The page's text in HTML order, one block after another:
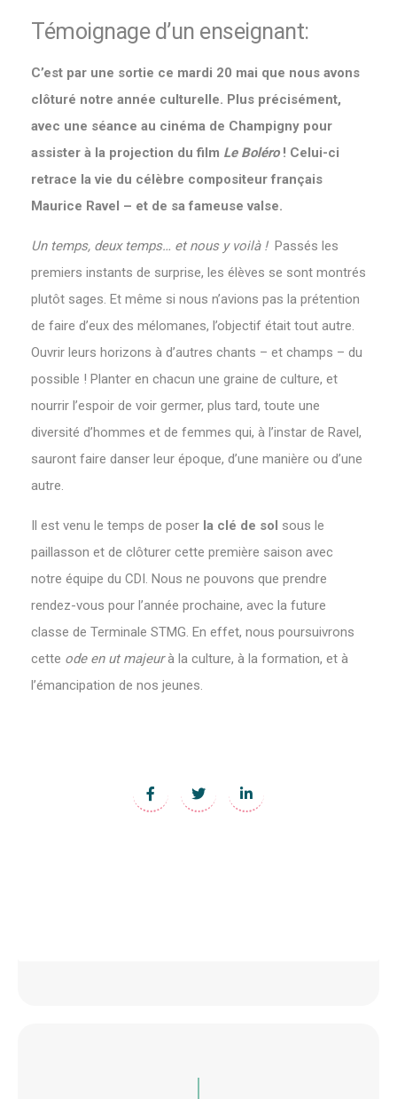
Témoignage d’un enseignant:
C’est par une sortie ce mardi 20 mai que nous avons
clôturé notre année culturelle. Plus précisément,
avec une séance au cinéma de Champigny pour
assister à la projection du film Le Boléro! Celui-ci
retrace la vie du célèbre compositeur français
Maurice Ravel – et de sa fameuse valse.
Un temps, deux temps… et nous y voilà !Passés les
premiers instants de surprise, les élèves se sont montrés
plutôt sages. Et même si nous n’avions pas la prétention
de faire d’eux des mélomanes, l’objectif était tout autre.
Ouvrir leurs horizons à d’autres chants – et champs – du
possible ! Planter en chacun une graine de culture, et
nourrir l’espoir de voir germer, plus tard, toute une
diversité d’hommes et de femmes qui, à l’instar de Ravel,
sauront faire danser leur époque, d’une manière ou d’une
autre.
Il est venu le temps de poser la clé de sol sous le
paillasson et de clôturer cette première saison avec
notre équipe du CDI. Nous ne pouvons que prendre
rendez-vous pour l’année prochaine, avec la future
classe de Terminale STMG. En effet, nous poursuivrons
cette ode en ut majeurà la culture, à la formation, et à
l’émancipation de nos jeunes.